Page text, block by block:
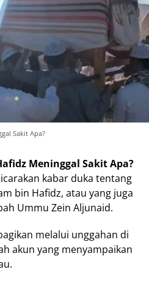
Sakit Apa?
Meninggal Sakit Apa?
kabar duka tentang
bin Hafidz, atau yang juga
Ummu Zein Aljunaid.
melalui unggahan di
akun yang menyampaikan